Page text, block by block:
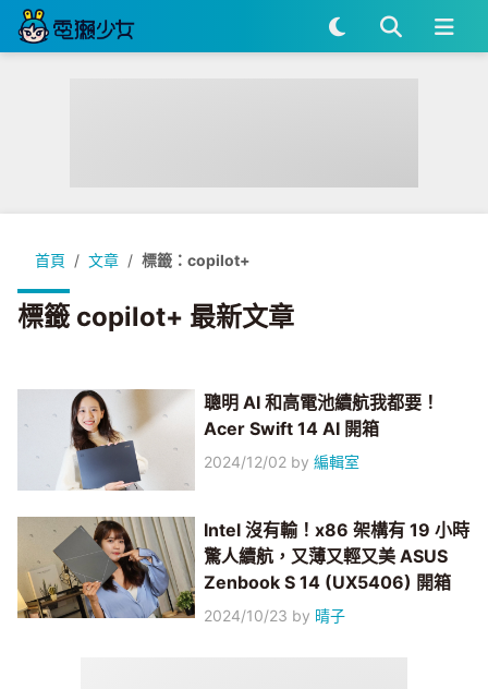
首頁 文章 標籤：copilot+
標籤 copilot+ 最新文章
聰明 AI 和高電池續航我都要！
Acer Swift 14 AI 開箱
2024/12/02 by編輯室
Intel 沒有輸！x86 架構有 19 小時
驚人續航，又薄又輕又美 ASUS
Zenbook S 14 (UX5406) 開箱
2024/10/23 by 晴子